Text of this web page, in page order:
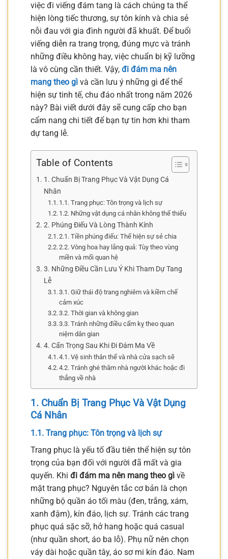
việc đi viếng đám tang là cách chúng ta thể
hiện lòng tiếc thương, sự tôn kính và chia sẻ
nỗi đau với gia đình người đã khuất. Để buổi
viếng diễn ra trang trọng, đúng mực và tránh
những điều không hay, việc chuẩn bị kỹ lưỡng
là vô cùng cần thiết. Vậy, đi đám ma nên
mang theo gì và cần lưu ý những gì để thể
hiện sự tinh tế, chu đáo nhất trong năm 2026
này? Bài viết dưới đây sẽ cung cấp cho bạn
cẩm nang chi tiết để bạn tự tin hơn khi tham
dự tang lễ.
Table of Contents
1. Chuẩn Bị Trang Phục Và Vật Dụng Cá
Nhân
1.1. Trang phục: Tôn trọng và lịch sự
1.2. Những vật dụng cá nhân không thể thiếu
2. Phúng Điếu Và Lòng Thành Kính
2.1. Tiền phúng điếu: Thể hiện sự sẻ chia
2.2. Vòng hoa hay lẵng quả: Tùy theo vùng
miền và mối quan hệ
3. Những Điều Cần Lưu Ý Khi Tham Dự Tang
Lễ
3.1. Giữ thái độ trang nghiêm và kiềm chế
cảm xúc
3.2. Thời gian và không gian
3.3. Tránh những điều cấm kỵ theo quan
niệm dân gian
4. Cẩn Trọng Sau Khi Đi Đám Ma Về
4.1. Vệ sinh thân thể và nhà cửa sạch sẽ
4.2. Tránh ghé thăm nhà người khác hoặc đi
thẳng về nhà
1. Chuẩn Bị Trang Phục Và Vật Dụng
Cá Nhân
1.1. Trang phục: Tôn trọng và lịch sự
Trang phục là yếu tố đầu tiên thể hiện sự tôn
trọng của bạn đối với người đã mất và gia
quyến. Khi đi đám ma nên mang theo gì về
mặt trang phục? Nguyên tắc cơ bản là chọn
những bộ quần áo tối màu (đen, trắng, xám,
xanh đậm), kín đáo, lịch sự. Tránh các trang
phục quá sặc sỡ, hở hang hoặc quá casual
(như quần short, áo ba lỗ). Phụ nữ nên chọn
váy dài hoặc quần tây, áo sơ mi kín đáo. Nam